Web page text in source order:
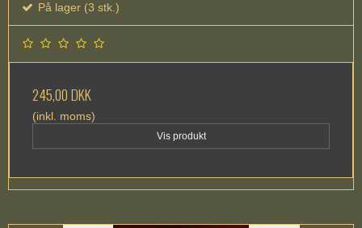
På lager (3 stk.)
245,00 DKK
(inkl. moms)
Vis produkt